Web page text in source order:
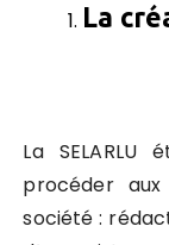
La
La
procéder
société :